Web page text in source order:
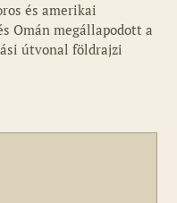
és amerikai
Omán megállapodott a
útvonal földrajzi